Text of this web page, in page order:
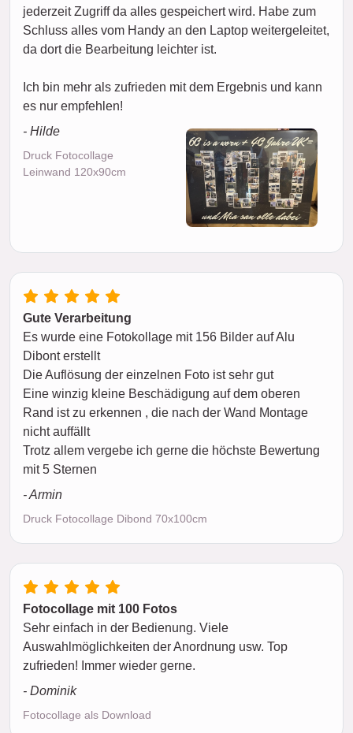
jederzeit Zugriff da alles gespeichert wird. Habe zum
Schluss alles vom Handy an den Laptop weitergeleitet,
da dort die Bearbeitung leichter ist.
Ich bin mehr als zufrieden mit dem Ergebnis und kann
es nur empfehlen!
- Hilde
Druck Fotocollage
Leinwand 120x90cm
Gute Verarbeitung
Es wurde eine Fotokollage mit 156 Bilder auf Alu
Dibont erstellt
Die Auflösung der einzelnen Foto ist sehr gut
Eine winzig kleine Beschädigung auf dem oberen
Rand ist zu erkennen , die nach der Wand Montage
nicht auffällt
Trotz allem vergebe ich gerne die höchste Bewertung
mit 5 Sternen
- Armin
Druck Fotocollage Dibond 70x100cm
Fotocollage mit 100 Fotos
Sehr einfach in der Bedienung. Viele
Auswahlmöglichkeiten der Anordnung usw. Top
zufrieden! Immer wieder gerne.
- Dominik
Fotocollage als Download